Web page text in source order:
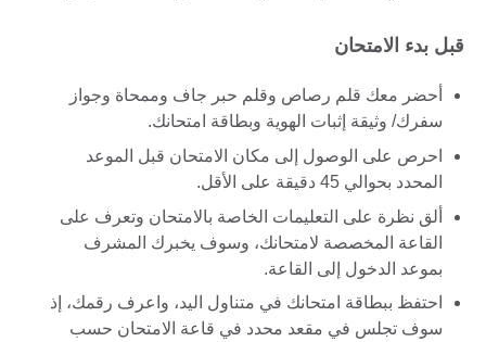
قبل بدء الامتحان
أحضر معك قلم رصاص وقلم حبر جاف وممحاة وجواز
سفرك/ وثيقة إثبات الهوية وبطاقة امتحانك.
احرص على الوصول إلى مكان الامتحان قبل الموعد
المحدد بحوالي 45 دقيقة على الأقل.
ألق نظرة على التعليمات الخاصة بالامتحان وتعرف على
القاعة المخصصة لامتحانك، وسوف يخبرك المشرف
بموعد الدخول إلى القاعة.
احتفظ ببطاقة امتحانك في متناول اليد، واعرف رقمك، إذ
سوف تجلس في مقعد محدد في قاعة الامتحان حسب